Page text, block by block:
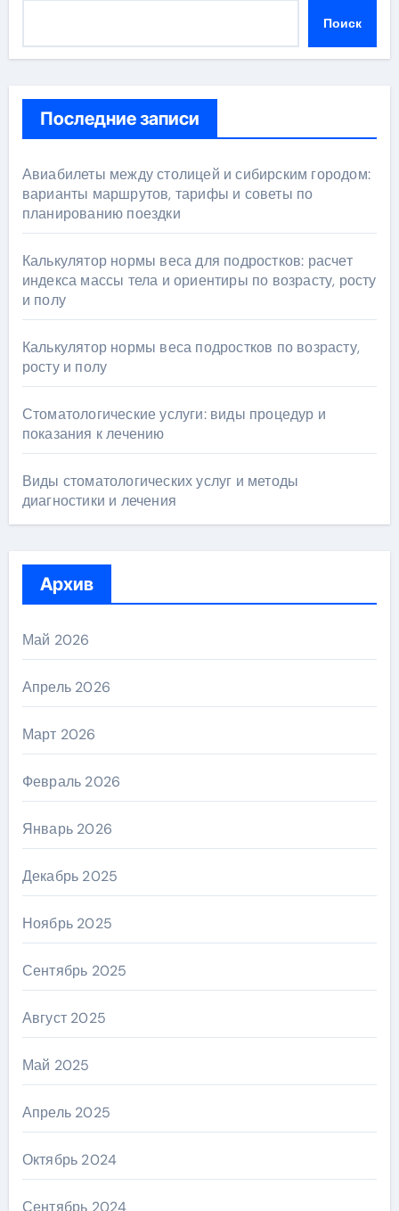
Поиск
Последние записи
Авиабилеты между столицей и сибирским городом:
варианты маршрутов, тарифы и советы по
планированию поездки
Калькулятор нормы веса для подростков: расчет
индекса массы тела и ориентиры по возрасту, росту
и полу
Калькулятор нормы веса подростков по возрасту,
росту и полу
Стоматологические услуги: виды процедур и
показания к лечению
Виды стоматологических услуг и методы
диагностики и лечения
Архив
Май 2026
Апрель 2026
Март 2026
Февраль 2026
Январь 2026
Декабрь 2025
Ноябрь 2025
Сентябрь 2025
Август 2025
Май 2025
Апрель 2025
Октябрь 2024
Сентябрь 2024